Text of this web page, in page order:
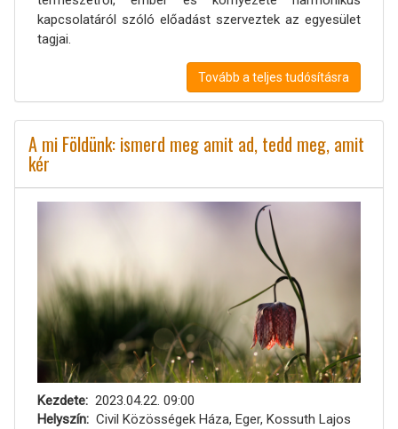
kapcsolatáról szóló előadást szerveztek az egyesület
tagjai.
Tovább a teljes tudósításra
A mi Földünk: ismerd meg amit ad, tedd meg, amit
kér
Kezdete
2023.04.22. 09:00
Helyszín
Civil Közösségek Háza, Eger, Kossuth Lajos